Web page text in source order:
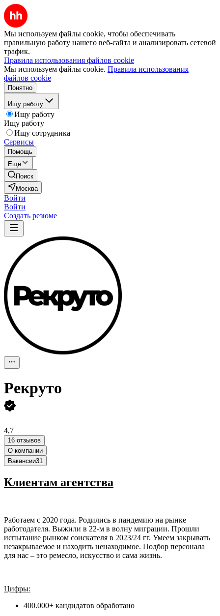
Мы используем файлы cookie, чтобы обеспечивать
правильную работу нашего веб-сайта и анализировать сетевой
трафик.
Правила использования файлов cookie
Мы используем файлы cookie. Правила использования
файлов cookie
Понятно
Ищу работу
Ищу работу
Ищу работу
Ищу сотрудника
Сервисы
Помощь
Ещё
Поиск
Москва
Войти
Войти
Создать резюме
Рекруто
4,7
16 отзывов
О компании
Вакансии31
Клиентам агентства
Работаем с 2020 года. Родились в пандемию на рынке
работодателя. Выжили в 22-м в волну миграции. Прошли
испытание рынком соискателя в 2023/24 гг. Умеем закрывать
незакрываемое и находить ненаходимое. Подбор персонала
для нас – это ремесло, искусство и сама жизнь.
Цифры:
400.000+ кандидатов обработано